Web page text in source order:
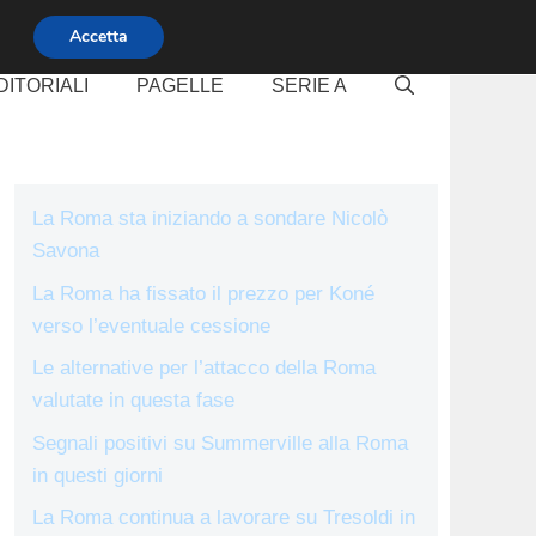
PAGELLE SERIE A
La Roma sta iniziando a sondare Nicolò
Savona
La Roma ha fissato il prezzo per Koné
verso l’eventuale cessione
Le alternative per l’attacco della Roma
valutate in questa fase
Segnali positivi su Summerville alla Roma
in questi giorni
La Roma continua a lavorare su Tresoldi in
Accetta